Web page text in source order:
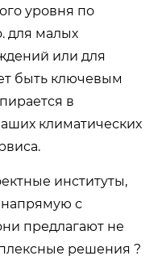
уровня по
для малых
или для
быть ключевым
в
климатических
институты,
напрямую с
предлагают не
решения ?